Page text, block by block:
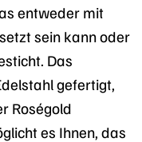
entweder mit
sein kann oder
Das
gefertigt,
Roségold
es Ihnen, das